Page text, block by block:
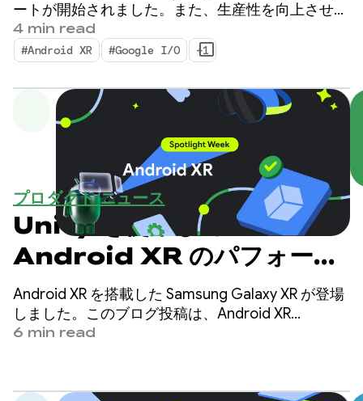
ートが開始されました。また、生産性を向上させ、
新しい XR 機能を有効にするように設計された新し
いツール、Android XR Engine Hub と Android XR
Interaction Framework もリリースします。
4 min read
#Android XR #Google I/O +1
プロダクト ニュース
Unity を使用して
Android XR のパフォーマ
ンスを最適化する
Android XR を搭載した Samsung Galaxy XR が登場
しました。このブログ投稿は、Android XR
Spotlight Week の一環として公開されています。
稿、動画、サンプルコードなど）を提供していま
6 min read